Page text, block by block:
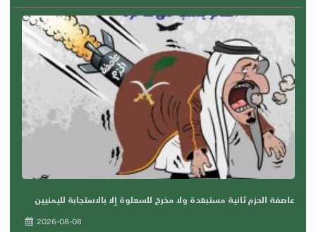
عاصفة الحزم ثانية مستبعَدة ولا مخرجَ للسعلوة إلا بالاستجابة لليمنيين
2026-08-08